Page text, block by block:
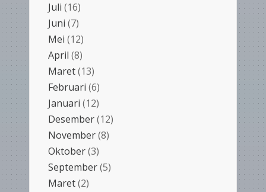
Juli (16)
Juni (7)
Mei (12)
April (8)
Maret(13)
Februari (6)
Januari (12)
Desember(12)
November(8)
Oktober(3)
September(5)
Maret(2)